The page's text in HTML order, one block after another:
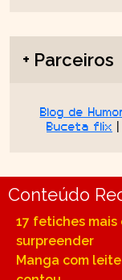
+ Parceiros
Blog de
Buceta flix |
Conteúdo
17 fetiches mais
surpreender
Manga com